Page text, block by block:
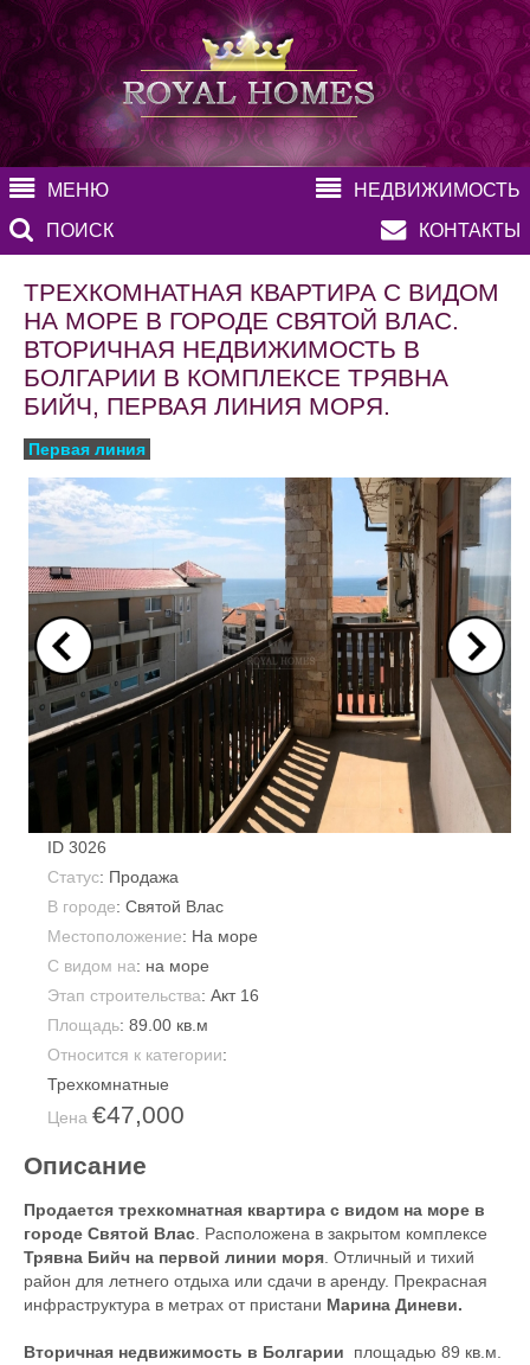
МЕНЮ
НЕДВИЖИМОСТЬ
ПОИСК
КОНТАКТЫ
ТРЕХКОМНАТНАЯ КВАРТИРА С ВИДОМ
НА МОРЕ В ГОРОДЕ СВЯТОЙ ВЛАС.
ВТОРИЧНАЯ НЕДВИЖИМОСТЬ В
БОЛГАРИИ В КОМПЛЕКСЕ ТРЯВНА
БИЙЧ, ПЕРВАЯ ЛИНИЯ МОРЯ.
Первая линия
ID 3026
Статус: Продажа
В городе: Святой Влас
Местоположение: На море
С видом на: на море
Этап строительства: Акт 16
Площадь: 89.00 кв.м
Относится к категории:
Трехкомнатные
Цена €47,000
Описание
Продается трехкомнатная квартира с видом на море в
городе Святой Влас. Расположена в закрытом комплексе
Трявна Бийч на первой линии моря. Отличный и тихий
район для летнего отдыха или сдачи в аренду. Прекрасная
инфраструктура в метрах от пристани Марина Диневи.
Вторичная недвижимость в Болгарии площадью 89 кв.м.